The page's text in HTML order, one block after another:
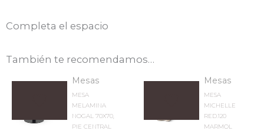
Completa el espacio
También te recomendamos…
Mesas
MESA
MELAMINA
NOGAL 70X70,
PIE CENTRAL
Mesas
MESA
MICHELLE
RED.120
MARMOL